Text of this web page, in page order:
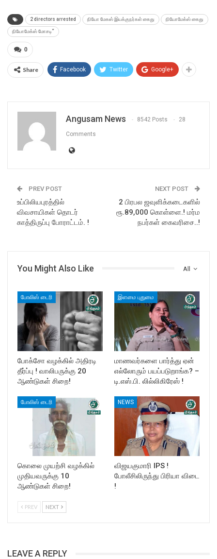
2 directors arrested நியோ மேகஸ் இயக்குநர்கள் கைது நியோமேக்ஸ் கைது
நியோமேக்ஸ் மோசடி“
0
Share Facebook Twitter Google+
Angusam News 8542 Posts 28
Comments
PREV POST
உப்பிலியபுரத்தில்
விவசாயிகள் தொடர்
காத்திருப்பு போராட்டம். !
NEXT POST
2 பிரபல ஜவுளிக்கடைகளில்
ரூ.89,000 கொள்ளை.! மர்ம
நபர்கள் கைவரிசை..!
All
You Might Also Like
போலிஸ் டைரி
போக்சோ வழக்கில் அதிரடி
தீர்ப்பு ! வாலிபருக்கு 20
ஆண்டுகள் சிறை!
இளமை புதுமை
மாணவர்களை பார்த்து ஏன்
எல்லோரும் பயப்படுறாங்க? –
டி.எஸ்.பி. லில்லிகிரேஸ் !
போலிஸ் டைரி
கொலை முயற்சி வழக்கில்
முதியவருக்கு 10
ஆண்டுகள் சிறை!
NEWS
விஜயகுமாரி IPS !
போலீசிலிருந்து பிரியா விடை
!
PREV NEXT
LEAVE A REPLY